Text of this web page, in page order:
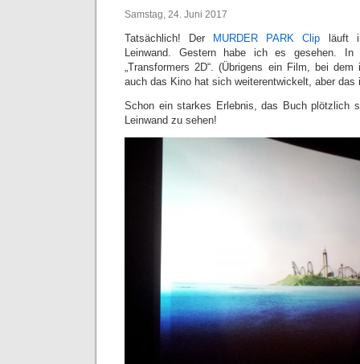
Samstag, 24. Juni 2017
Tatsächlich! Der MURDER PARK Clip läuft
Leinwand. Gestern habe ich es gesehen.
„Transformers 2D“. (Übrigens ein Film, bei
auch das Kino hat sich weiterentwickelt, aber das
Schon ein starkes Erlebnis, das Buch plötzlich
Leinwand zu sehen!